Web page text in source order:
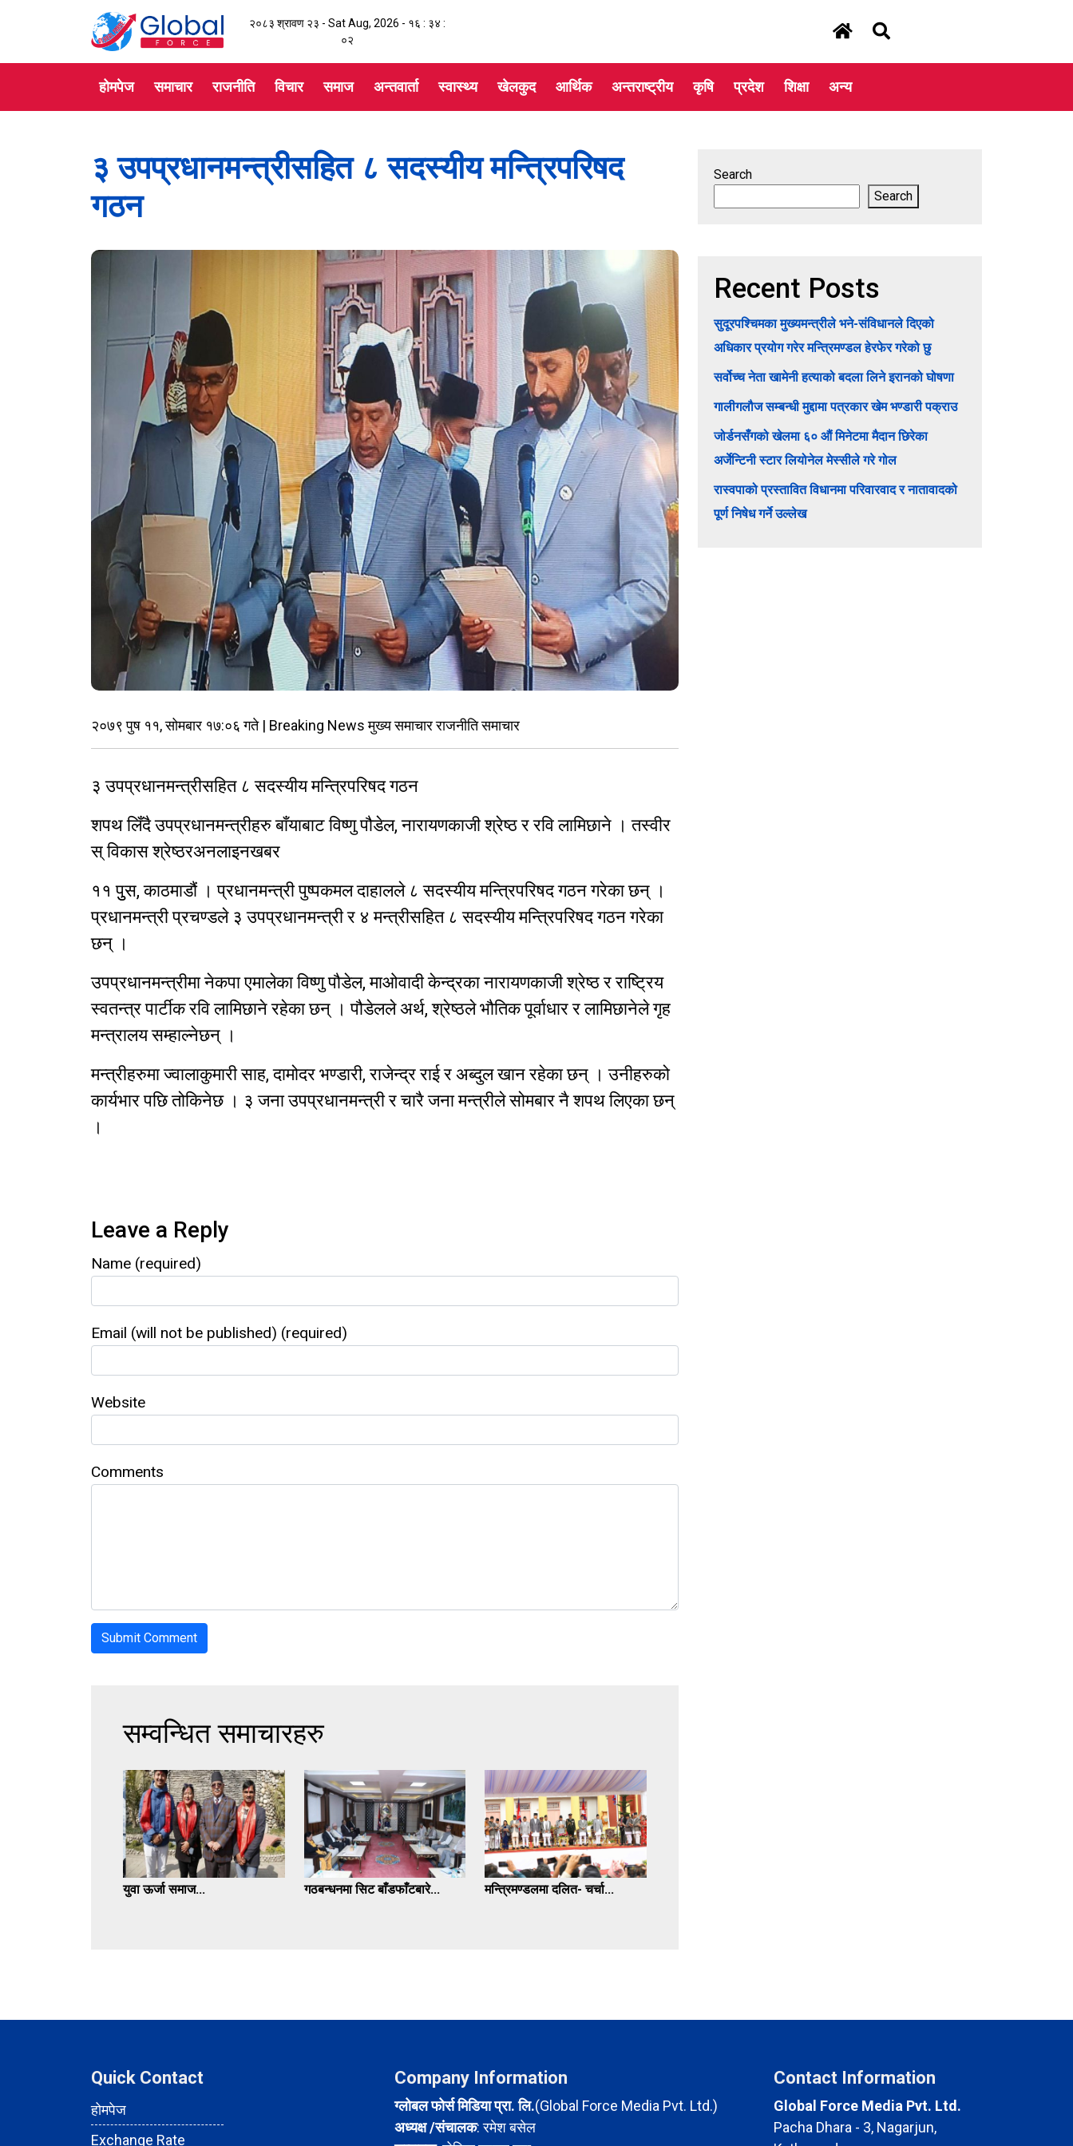
२०८३ श्रावण २३ - Sat Aug, 2026 - १६ : ३४ :
०३
होमपेज समाचार राजनीति विचार समाज अन्तवार्ता स्वास्थ्य खेलकुद आर्थिक अन्तराष्ट्रीय कृषि प्रदेश शिक्षा अन्य
३ उपप्रधानमन्त्रीसहित ८ सदस्यीय मन्त्रिपरिषद
गठन
२०७९ पुष ११, सोमबार १७:०६ गते | Breaking News मुख्य समाचार राजनीति समाचार
३ उपप्रधानमन्त्रीसहित ८ सदस्यीय मन्त्रिपरिषद गठन
शपथ लिँदै उपप्रधानमन्त्रीहरु बाँयाबाट विष्णु पौडेल, नारायणकाजी श्रेष्ठ र रवि लामिछाने । तस्वीर
स् विकास श्रेष्ठरअनलाइनखबर
११ पुुस, काठमाडौं । प्रधानमन्त्री पुष्पकमल दाहालले ८ सदस्यीय मन्त्रिपरिषद गठन गरेका छन् ।
प्रधानमन्त्री प्रचण्डले ३ उपप्रधानमन्त्री र ४ मन्त्रीसहित ८ सदस्यीय मन्त्रिपरिषद गठन गरेका
छन् ।
उपप्रधानमन्त्रीमा नेकपा एमालेका विष्णु पौडेल, माओवादी केन्द्रका नारायणकाजी श्रेष्ठ र राष्ट्रिय
स्वतन्त्र पार्टीक रवि लामिछाने रहेका छन् । पौडेलले अर्थ, श्रेष्ठले भौतिक पूर्वाधार र लामिछानेले गृह
मन्त्रालय सम्हाल्नेछन् ।
मन्त्रीहरुमा ज्वालाकुमारी साह, दामोदर भण्डारी, राजेन्द्र राई र अब्दुल खान रहेका छन् । उनीहरुको
कार्यभार पछि तोकिनेछ । ३ जना उपप्रधानमन्त्री र चारै जना मन्त्रीले सोमबार नै शपथ लिएका छन्
।
Leave a Reply
Name (required)
Email (will not be published) (required)
Website
Comments
सम्वन्धित समाचारहरु
युवा ऊर्जा समाज... गठबन्धनमा सिट बाँडफाँटबारे... मन्त्रिमण्डलमा दलित- चर्चा...
Search
Search
Recent Posts
सुदूरपश्चिमका मुख्यमन्त्रीले भने-संविधानले दिएको
अधिकार प्रयोग गरेर मन्त्रिमण्डल हेरफेर गरेको छु
सर्वोच्च नेता खामेनी हत्याको बदला लिने इरानको घोषणा
गालीगलौज सम्बन्धी मुद्दामा पत्रकार खेम भण्डारी पक्राउ
जोर्डनसँगको खेलमा ६० औं मिनेटमा मैदान छिरेका
अर्जेन्टिनी स्टार लियोनेल मेस्सीले गरे गोल
रास्वपाको प्रस्तावित विधानमा परिवारवाद र नातावादको
पूर्ण निषेध गर्ने उल्लेख
Quick Contact
होमपेज
Exchange Rate
Company Information
ग्लोबल फोर्स मिडिया प्रा. लि.(Global Force Media Pvt. Ltd.)
अध्यक्ष /संचालक: रमेश बसेल
Contact Information
Global Force Media Pvt. Ltd.
Pacha Dhara - 3, Nagarjun,